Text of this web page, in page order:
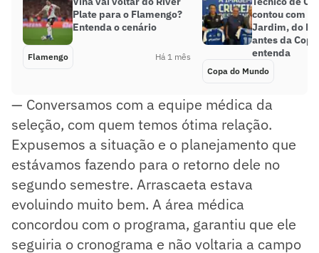
Plate para o Flamengo?
Entenda o cenário
Flamengo Há 1 mês
contou com
Jardim, do
antes da
entenda
Copa do Mundo
— Conversamos com a equipe médica da
seleção, com quem temos ótima relação.
Expusemos a situação e o planejamento que
estávamos fazendo para o retorno dele no
segundo semestre. Arrascaeta estava
evoluindo muito bem. A área médica
concordou com o programa, garantiu que ele
seguiria o cronograma e não voltaria a campo